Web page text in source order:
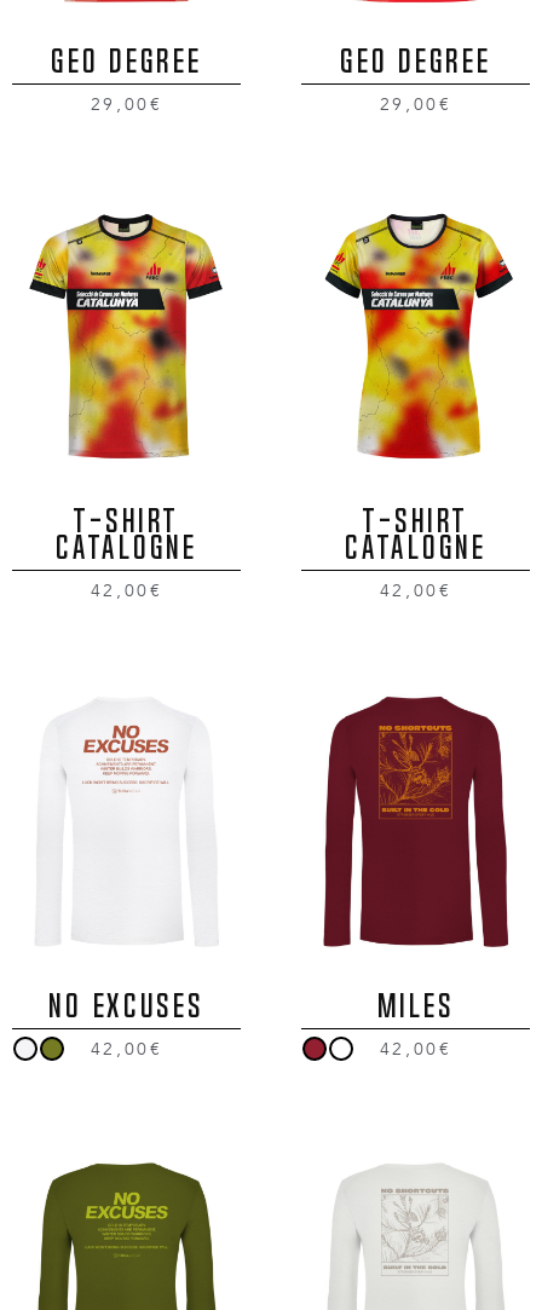
GEO DEGREE
29,00€
GEO DEGREE
29,00€
T-SHIRT
CATALOGNE
42,00€
T-SHIRT
CATALOGNE
42,00€
NO EXCUSES
42,00€
MILES
42,00€